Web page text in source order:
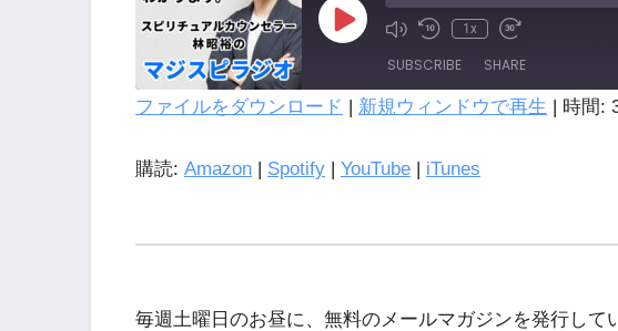
1x
SUBSCRIBE SHARE
LINK
ファイルをダウンロード | 新規ウィンドウで再生 | 時間:
購読: Amazon Spotify YouTube iTunes
毎週土曜日のお昼に、無料のメールマガジンを発行して